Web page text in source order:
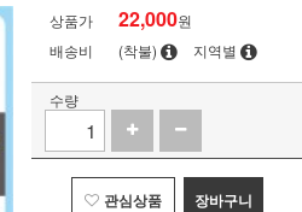
상품가 22,000원
배송비
(착불) 지역별
수량
관심상품 장바구니